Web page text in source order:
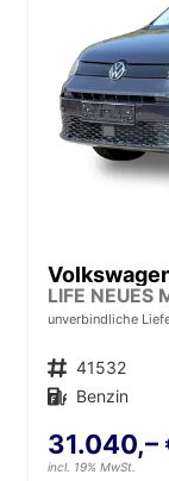
unverbindliche
Fahrzeugnr. 41532
Kraftstoff Benzin
31.040,–
incl. 19% MwSt.